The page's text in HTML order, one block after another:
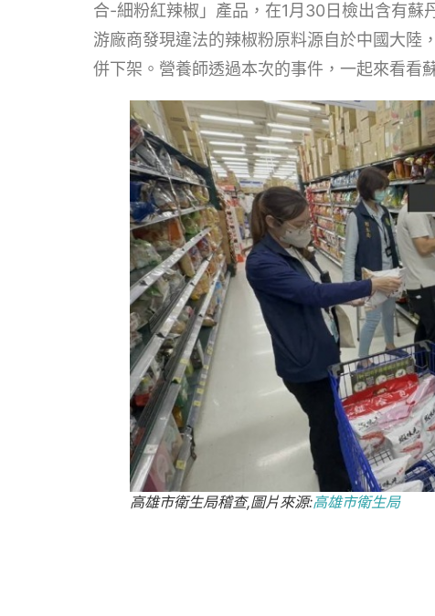
合-細粉紅辣椒」產品，在1月30日檢出含有
游廠商發現違法的辣椒粉原料源自於中國大陸
併下架。營養師透過本次的事件，一起來看看
高雄市衛生局稽查,圖片來源:高雄市衛生局